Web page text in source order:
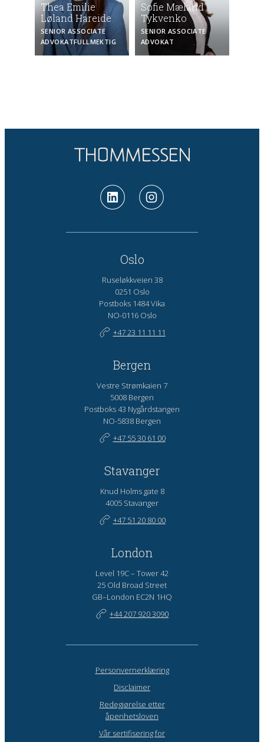
Thea Emilie
Løland Hareide
SENIOR ASSOCIATE
ADVOKAT­FULLMEKTIG
Sofie Mæland
Tykvenko
SENIOR ASSOCIATE
ADVOKAT
Oslo
Ruseløkkveien 38
0251 Oslo
Postboks 1484 Vika
NO-0116 Oslo
+47 23 11 11 11
Bergen
Vestre Strømkaien 7
5008 Bergen
Postboks 43 Nygårdstangen
NO-5838 Bergen
+47 55 30 61 00
Stavanger
Knud Holms gate 8
4005 Stavanger
+47 51 20 80 00
London
Level 19C – Tower 42
25 Old Broad Street
GB–London EC2N 1HQ
+44 207 920 3090
Personvernerklæring
Disclaimer
Redegjørelse etter
åpenhetsloven
Vår sertifisering for